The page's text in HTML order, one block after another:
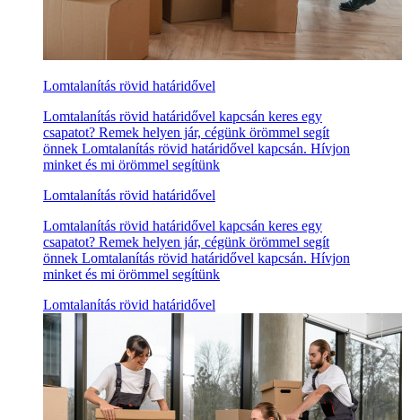
Lomtalanítás rövid határidővel
Lomtalanítás rövid határidővel kapcsán keres egy
csapatot? Remek helyen jár, cégünk örömmel segít
önnek Lomtalanítás rövid határidővel kapcsán. Hívjon
minket és mi örömmel segítünk
Lomtalanítás rövid határidővel
Lomtalanítás rövid határidővel kapcsán keres egy
csapatot? Remek helyen jár, cégünk örömmel segít
önnek Lomtalanítás rövid határidővel kapcsán. Hívjon
minket és mi örömmel segítünk
Lomtalanítás rövid határidővel